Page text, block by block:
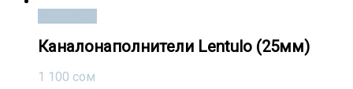
Каналонаполнители Lentulo (25мм)
1 100 сом